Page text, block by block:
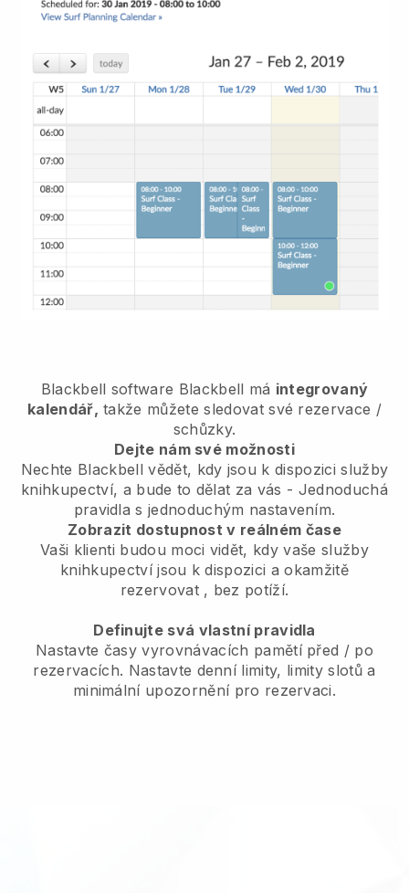
Blackbell software Blackbell má integrovaný
kalendář, takže můžete sledovat své rezervace /
schůzky.
Dejte nám své možnosti
Nechte Blackbell vědět, kdy jsou k dispozici služby
knihkupectví, a bude to dělat za vás - Jednoduchá
pravidla s jednoduchým nastavením.
Zobrazit dostupnost v reálném čase
Vaši klienti budou moci vidět, kdy vaše služby
knihkupectví jsou k dispozici a okamžitě
rezervovat, bez potíží.
Definujte svá vlastní pravidla
Nastavte časy vyrovnávacích pamětí před / po
rezervacích. Nastavte denní limity, limity slotů a
minimální upozornění pro rezervaci.